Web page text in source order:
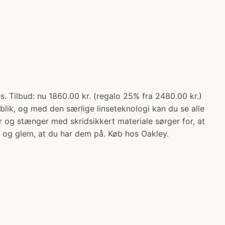
Tilbud: nu 1860.00 kr. (regalo 25% fra 2480.00 kr.)
og med den særlige linseteknologi kan du se alle
stænger med skridsikkert materiale sørger for, at
glem, at du har dem på. Køb hos Oakley.